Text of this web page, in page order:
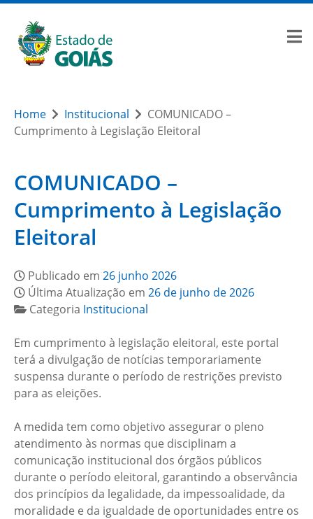
Home Institucional
COMUNICADO –
Cumprimento à Legislação Eleitoral
COMUNICADO –
Cumprimento à Legislação
Eleitoral
Publicado em 26 junho 2026
Última Atualização em 26 de junho de 2026
Categoria Institucional
Em cumprimento à legislação eleitoral, este portal
terá a divulgação de notícias temporariamente
suspensa durante o período de restrições previsto
para as eleições.
A medida tem como objetivo assegurar o pleno
atendimento às normas que disciplinam a
comunicação institucional dos órgãos públicos
durante o período eleitoral, garantindo a observância
dos princípios da legalidade, da impessoalidade, da
moralidade e da igualdade de oportunidades entre os